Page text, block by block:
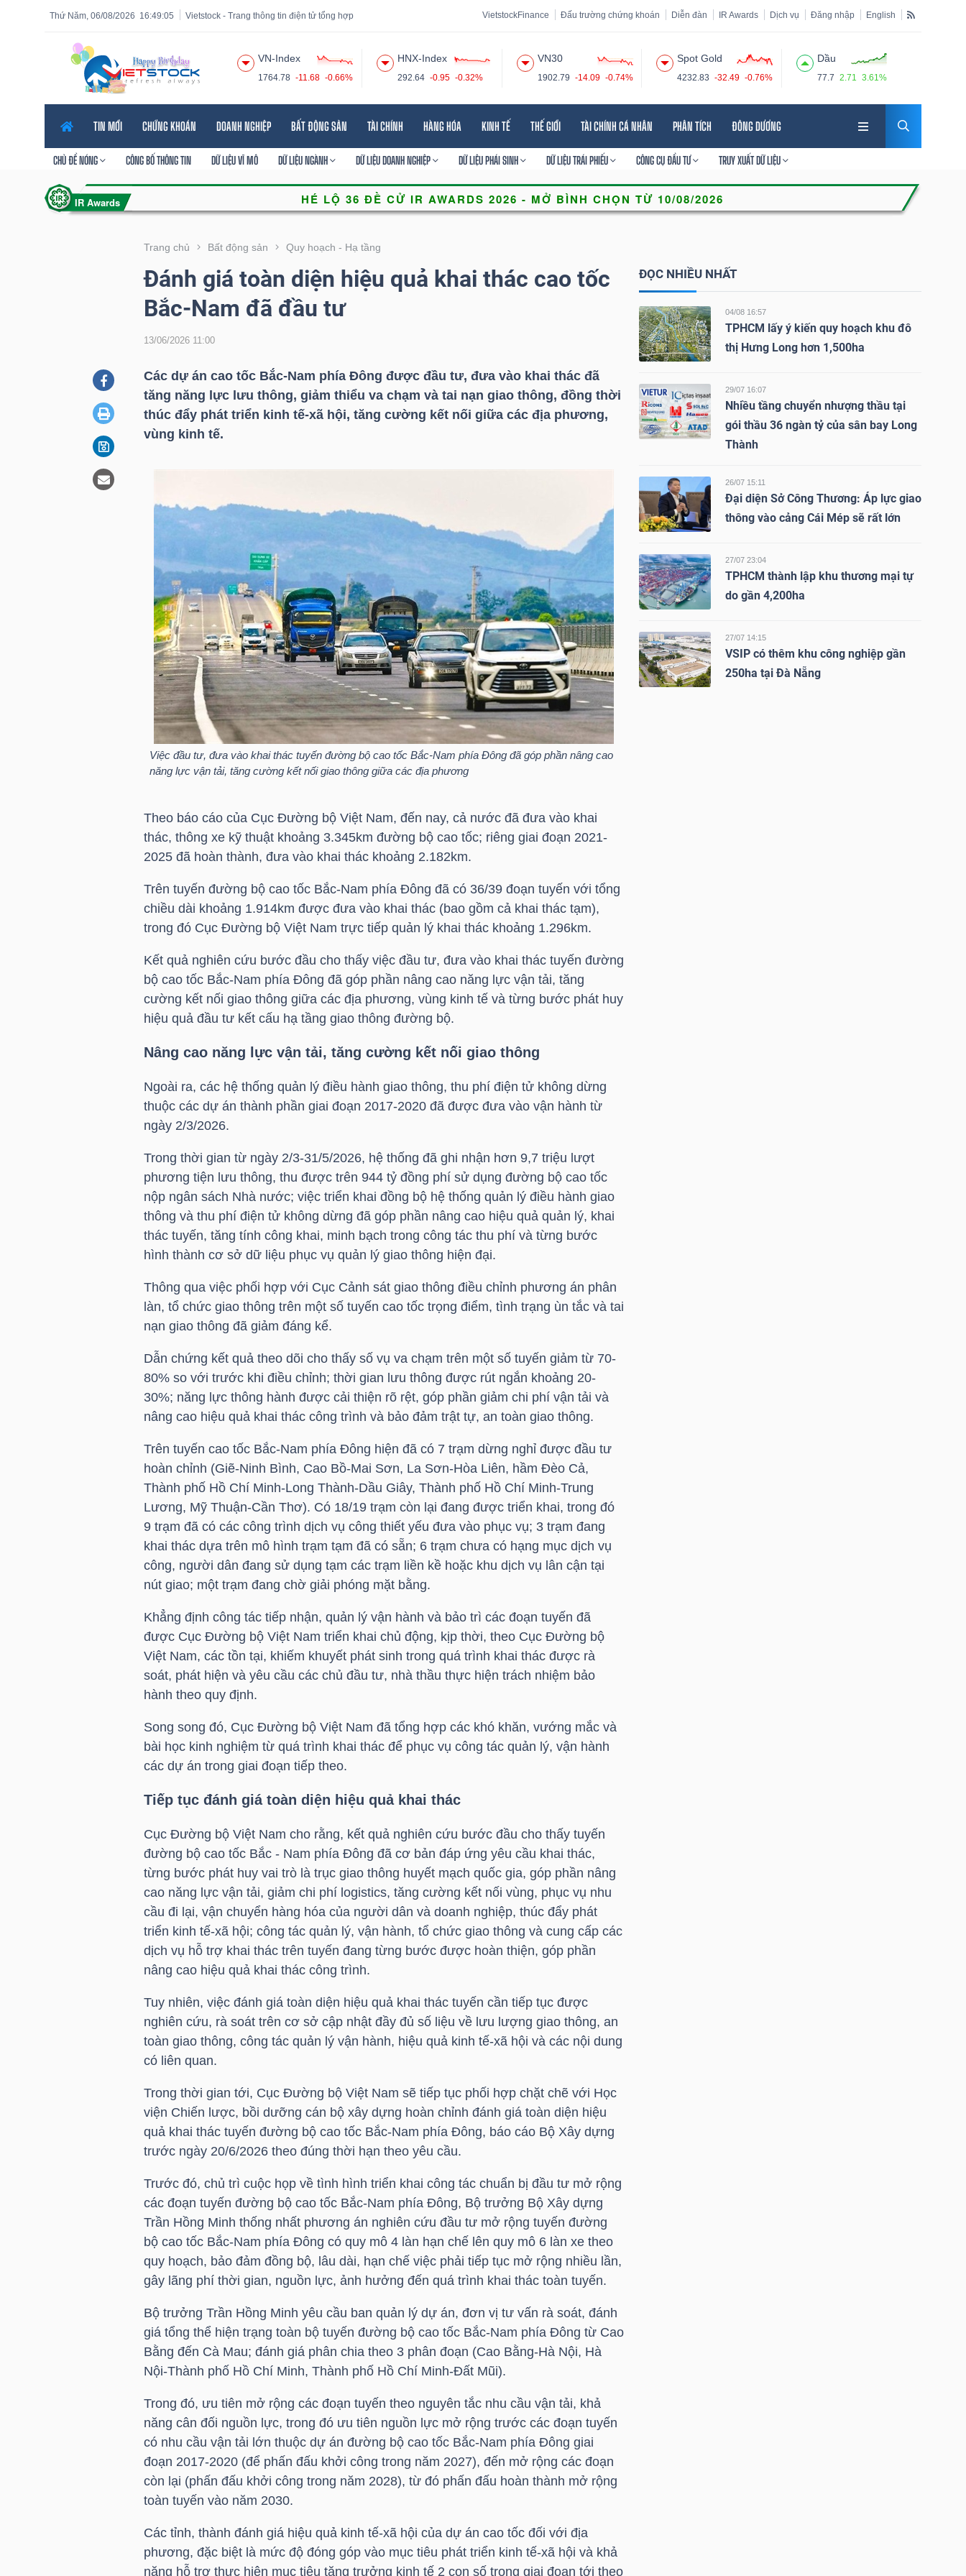
16:49:06
Thứ Năm, 06/08/2026 Vietstock - Trang thông tin điện tử tổng hợp VietstockFinance Đấu trường chứng khoán Diễn đàn IR Awards Dịch vụ Đăng nhập English
VN-Index
1764.78 -11.68 -0.66%
HNX-Index
292.64 -0.95 -0.32%
VN30
1902.79 -14.09 -0.74%
Spot Gold
4232.83 -32.49 -0.76%
Dầu
77.7 2.71 3.61%
TIN MỚI CHỨNG KHOÁN DOANH NGHIỆP BẤT ĐỘNG SẢN TÀI CHÍNH HÀNG HÓA KINH TẾ THẾ GIỚI TÀI CHÍNH CÁ NHÂN PHÂN TÍCH ĐÔNG DƯƠNG
CHỦ ĐỀ NÓNG CÔNG BỐ THÔNG TIN DỮ LIỆU VĨ MÔ DỮ LIỆU NGÀNH DỮ LIỆU DOANH NGHIỆP DỮ LIỆU PHÁI SINH DỮ LIỆU TRÁI PHIẾU CÔNG CỤ ĐẦU TƯ TRUY XUẤT DỮ LIỆU
Trang chủ Bất động sản Quy hoạch - Hạ tầng
Đánh giá toàn diện hiệu quả khai thác cao tốc
Bắc-Nam đã đầu tư
13/06/2026 11:00
Các dự án cao tốc Bắc-Nam phía Đông được đầu tư, đưa vào khai thác đã
tăng năng lực lưu thông, giảm thiểu va chạm và tai nạn giao thông, đồng thời
thúc đẩy phát triển kinh tế-xã hội, tăng cường kết nối giữa các địa phương,
vùng kinh tế.
Việc đầu tư, đưa vào khai thác tuyến đường bộ cao tốc Bắc-Nam phía Đông đã góp phần nâng cao
năng lực vận tải, tăng cường kết nối giao thông giữa các địa phương
Theo báo cáo của Cục Đường bộ Việt Nam, đến nay, cả nước đã đưa vào khai
thác, thông xe kỹ thuật khoảng 3.345km đường bộ cao tốc; riêng giai đoạn 2021-
2025 đã hoàn thành, đưa vào khai thác khoảng 2.182km.
Trên tuyến đường bộ cao tốc Bắc-Nam phía Đông đã có 36/39 đoạn tuyến với tổng
chiều dài khoảng 1.914km được đưa vào khai thác (bao gồm cả khai thác tạm),
trong đó Cục Đường bộ Việt Nam trực tiếp quản lý khai thác khoảng 1.296km.
Kết quả nghiên cứu bước đầu cho thấy việc đầu tư, đưa vào khai thác tuyến đường
bộ cao tốc Bắc-Nam phía Đông đã góp phần nâng cao năng lực vận tải, tăng
cường kết nối giao thông giữa các địa phương, vùng kinh tế và từng bước phát huy
hiệu quả đầu tư kết cấu hạ tầng giao thông đường bộ.
Nâng cao năng lực vận tải, tăng cường kết nối giao thông
Ngoài ra, các hệ thống quản lý điều hành giao thông, thu phí điện tử không dừng
thuộc các dự án thành phần giai đoạn 2017-2020 đã được đưa vào vận hành từ
ngày 2/3/2026.
Trong thời gian từ ngày 2/3-31/5/2026, hệ thống đã ghi nhận hơn 9,7 triệu lượt
phương tiện lưu thông, thu được trên 944 tỷ đồng phí sử dụng đường bộ cao tốc
nộp ngân sách Nhà nước; việc triển khai đồng bộ hệ thống quản lý điều hành giao
thông và thu phí điện tử không dừng đã góp phần nâng cao hiệu quả quản lý, khai
thác tuyến, tăng tính công khai, minh bạch trong công tác thu phí và từng bước
hình thành cơ sở dữ liệu phục vụ quản lý giao thông hiện đại.
Thông qua việc phối hợp với Cục Cảnh sát giao thông điều chỉnh phương án phân
làn, tổ chức giao thông trên một số tuyến cao tốc trọng điểm, tình trạng ùn tắc và tai
nạn giao thông đã giảm đáng kể.
Dẫn chứng kết quả theo dõi cho thấy số vụ va chạm trên một số tuyến giảm từ 70-
80% so với trước khi điều chỉnh; thời gian lưu thông được rút ngắn khoảng 20-
30%; năng lực thông hành được cải thiện rõ rệt, góp phần giảm chi phí vận tải và
nâng cao hiệu quả khai thác công trình và bảo đảm trật tự, an toàn giao thông.
Trên tuyến cao tốc Bắc-Nam phía Đông hiện đã có 7 trạm dừng nghỉ được đầu tư
hoàn chỉnh (Giẽ-Ninh Bình, Cao Bồ-Mai Sơn, La Sơn-Hòa Liên, hầm Đèo Cả,
Thành phố Hồ Chí Minh-Long Thành-Dầu Giây, Thành phố Hồ Chí Minh-Trung
Lương, Mỹ Thuận-Cần Thơ). Có 18/19 trạm còn lại đang được triển khai, trong đó
9 trạm đã có các công trình dịch vụ công thiết yếu đưa vào phục vụ; 3 trạm đang
khai thác dựa trên mô hình trạm tạm đã có sẵn; 6 trạm chưa có hạng mục dịch vụ
công, người dân đang sử dụng tạm các trạm liền kề hoặc khu dịch vụ lân cận tại
nút giao; một trạm đang chờ giải phóng mặt bằng.
Khẳng định công tác tiếp nhận, quản lý vận hành và bảo trì các đoạn tuyến đã
được Cục Đường bộ Việt Nam triển khai chủ động, kịp thời, theo Cục Đường bộ
Việt Nam, các tồn tại, khiếm khuyết phát sinh trong quá trình khai thác được rà
soát, phát hiện và yêu cầu các chủ đầu tư, nhà thầu thực hiện trách nhiệm bảo
hành theo quy định.
Song song đó, Cục Đường bộ Việt Nam đã tổng hợp các khó khăn, vướng mắc và
bài học kinh nghiệm từ quá trình khai thác để phục vụ công tác quản lý, vận hành
các dự án trong giai đoạn tiếp theo.
Tiếp tục đánh giá toàn diện hiệu quả khai thác
Cục Đường bộ Việt Nam cho rằng, kết quả nghiên cứu bước đầu cho thấy tuyến
đường bộ cao tốc Bắc - Nam phía Đông đã cơ bản đáp ứng yêu cầu khai thác,
từng bước phát huy vai trò là trục giao thông huyết mạch quốc gia, góp phần nâng
cao năng lực vận tải, giảm chi phí logistics, tăng cường kết nối vùng, phục vụ nhu
cầu đi lại, vận chuyển hàng hóa của người dân và doanh nghiệp, thúc đẩy phát
triển kinh tế-xã hội; công tác quản lý, vận hành, tổ chức giao thông và cung cấp các
dịch vụ hỗ trợ khai thác trên tuyến đang từng bước được hoàn thiện, góp phần
nâng cao hiệu quả khai thác công trình.
Tuy nhiên, việc đánh giá toàn diện hiệu quả khai thác tuyến cần tiếp tục được
nghiên cứu, rà soát trên cơ sở cập nhật đầy đủ số liệu về lưu lượng giao thông, an
toàn giao thông, công tác quản lý vận hành, hiệu quả kinh tế-xã hội và các nội dung
có liên quan.
Trong thời gian tới, Cục Đường bộ Việt Nam sẽ tiếp tục phối hợp chặt chẽ với Học
viện Chiến lược, bồi dưỡng cán bộ xây dựng hoàn chỉnh đánh giá toàn diện hiệu
quả khai thác tuyến đường bộ cao tốc Bắc-Nam phía Đông, báo cáo Bộ Xây dựng
trước ngày 20/6/2026 theo đúng thời hạn theo yêu cầu.
Trước đó, chủ trì cuộc họp về tình hình triển khai công tác chuẩn bị đầu tư mở rộng
các đoạn tuyến đường bộ cao tốc Bắc-Nam phía Đông, Bộ trưởng Bộ Xây dựng
Trần Hồng Minh thống nhất phương án nghiên cứu đầu tư mở rộng tuyến đường
bộ cao tốc Bắc-Nam phía Đông có quy mô 4 làn hạn chế lên quy mô 6 làn xe theo
quy hoạch, bảo đảm đồng bộ, lâu dài, hạn chế việc phải tiếp tục mở rộng nhiều lần,
gây lãng phí thời gian, nguồn lực, ảnh hưởng đến quá trình khai thác toàn tuyến.
Bộ trưởng Trần Hồng Minh yêu cầu ban quản lý dự án, đơn vị tư vấn rà soát, đánh
giá tổng thể hiện trạng toàn bộ tuyến đường bộ cao tốc Bắc-Nam phía Đông từ Cao
Bằng đến Cà Mau; đánh giá phân chia theo 3 phân đoạn (Cao Bằng-Hà Nội, Hà
Nội-Thành phố Hồ Chí Minh, Thành phố Hồ Chí Minh-Đất Mũi).
Trong đó, ưu tiên mở rộng các đoạn tuyến theo nguyên tắc nhu cầu vận tải, khả
năng cân đối nguồn lực, trong đó ưu tiên nguồn lực mở rộng trước các đoạn tuyến
có nhu cầu vận tải lớn thuộc dự án đường bộ cao tốc Bắc-Nam phía Đông giai
đoạn 2017-2020 (để phấn đấu khởi công trong năm 2027), đến mở rộng các đoạn
còn lại (phấn đấu khởi công trong năm 2028), từ đó phấn đấu hoàn thành mở rộng
toàn tuyến vào năm 2030.
Các tỉnh, thành đánh giá hiệu quả kinh tế-xã hội của dự án cao tốc đối với địa
phương, đặc biệt là mức độ đóng góp vào mục tiêu phát triển kinh tế-xã hội và khả
năng hỗ trợ thực hiện mục tiêu tăng trưởng kinh tế 2 con số trong giai đoạn tới theo
ĐỌC NHIỀU NHẤT
04/08 16:57
TPHCM lấy ý kiến quy hoạch khu đô
thị Hưng Long hơn 1,500ha
29/07 16:07
Nhiều tầng chuyển nhượng thầu tại
gói thầu 36 ngàn tỷ của sân bay Long
Thành
26/07 15:11
Đại diện Sở Công Thương: Áp lực giao
thông vào cảng Cái Mép sẽ rất lớn
27/07 23:04
TPHCM thành lập khu thương mại tự
do gần 4,200ha
27/07 14:15
VSIP có thêm khu công nghiệp gần
250ha tại Đà Nẵng
Tính năng
năng
VIETSTOCK